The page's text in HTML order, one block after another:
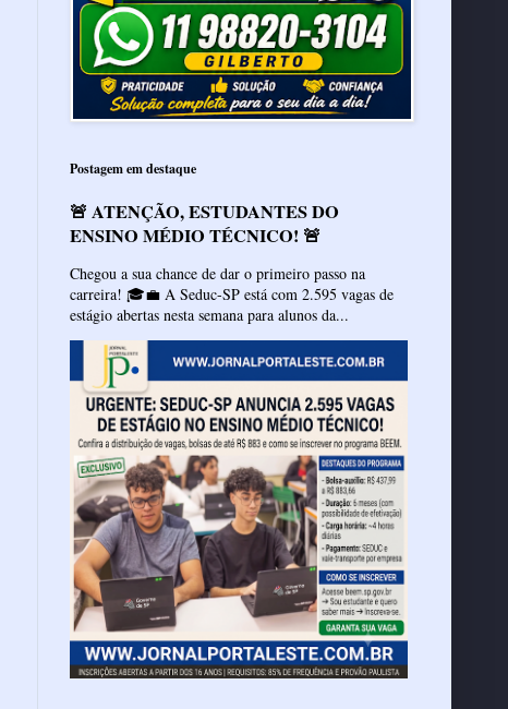
Postagem em destaque
🚨 ATENÇÃO, ESTUDANTES DO
ENSINO MÉDIO TÉCNICO! 🚨
Chegou a sua chance de dar o primeiro passo na
carreira! 🎓💼 A Seduc-SP está com 2.595 vagas de
estágio abertas nesta semana para alunos da...